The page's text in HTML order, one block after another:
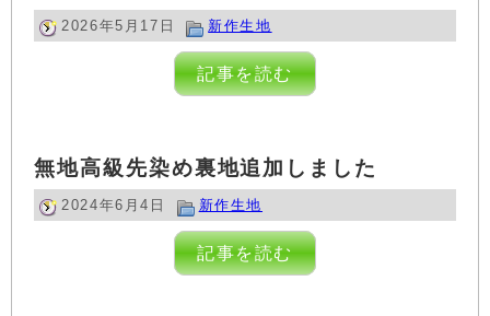
2026年5月17日 新作生地
記事を読む
無地高級先染め裏地追加しました
2024年6月4日 新作生地
記事を読む